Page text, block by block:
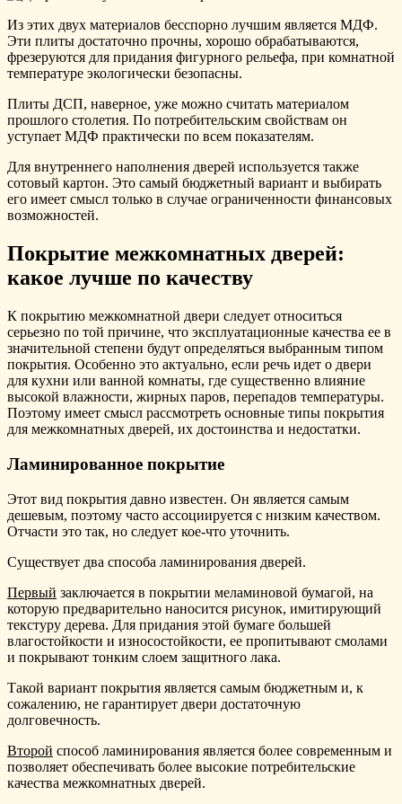
Из этих двух материалов бесспорно лучшим является МДФ.
Эти плиты достаточно прочны, хорошо обрабатываются,
фрезеруются для придания фигурного рельефа, при комнатной
температуре экологически безопасны.
Плиты ДСП, наверное, уже можно считать материалом
прошлого столетия. По потребительским свойствам он
уступает МДФ практически по всем показателям.
Для внутреннего наполнения дверей используется также
сотовый картон. Это самый бюджетный вариант и выбирать
его имеет смысл только в случае ограниченности финансовых
возможностей.
Покрытие межкомнатных дверей:
какое лучше по качеству
К покрытию межкомнатной двери следует относиться
серьезно по той причине, что эксплуатационные качества ее в
значительной степени будут определяться выбранным типом
покрытия. Особенно это актуально, если речь идет о двери
для кухни или ванной комнаты, где существенно влияние
высокой влажности, жирных паров, перепадов температуры.
Поэтому имеет смысл рассмотреть основные типы покрытия
для межкомнатных дверей, их достоинства и недостатки.
Ламинированное покрытие
Этот вид покрытия давно известен. Он является самым
дешевым, поэтому часто ассоциируется с низким качеством.
Отчасти это так, но следует кое-что уточнить.
Существует два способа ламинирования дверей.
Первый заключается в покрытии меламиновой бумагой, на
которую предварительно наносится рисунок, имитирующий
текстуру дерева. Для придания этой бумаге большей
влагостойкости и износостойкости, ее пропитывают смолами
и покрывают тонким слоем защитного лака.
Такой вариант покрытия является самым бюджетным и, к
сожалению, не гарантирует двери достаточную
долговечность.
Второй способ ламинирования является более современным и
позволяет обеспечивать более высокие потребительские
качества межкомнатных дверей.